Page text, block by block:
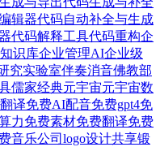
辑器代码自动补全与生成
代码解释工具代码重构企
识库企业管理AI企业级
究实验室伴奏消音佛教部
儒家经典元宇宙元宇宙数
译免费AI配音免费gpt4免
力免费素材免费翻译免费
音乐公司logo设计共享锻